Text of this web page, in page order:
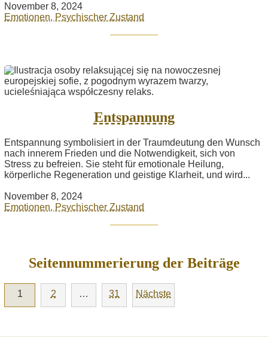
November 8, 2024
Emotionen, Psychischer Zustand
Entspannung
Entspannung symbolisiert in der Traumdeutung den Wunsch
nach innerem Frieden und die Notwendigkeit, sich von
Stress zu befreien. Sie steht für emotionale Heilung,
körperliche Regeneration und geistige Klarheit, und wird...
November 8, 2024
Emotionen, Psychischer Zustand
Seitennummerierung der Beiträge
1 2 … 31 Nächste